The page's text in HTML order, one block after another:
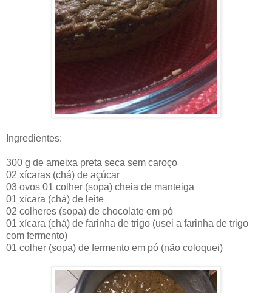
Ingredientes:
300 g de ameixa preta seca sem caroço
02 xícaras (chá) de açúcar
03 ovos 01 colher (sopa) cheia de manteiga
01 xícara (chá) de leite
02 colheres (sopa) de chocolate em pó
01 xícara (chá) de farinha de trigo (usei a farinha de trigo
com fermento)
01 colher (sopa) de fermento em pó (não coloquei)